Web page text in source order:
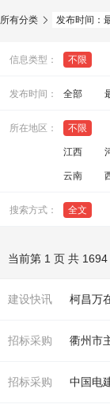
所有分类  发布时间：
信息类型： 不限
发布时间： 全部
所在地区： 不限
江西
云南
搜索方式： 全文
当前第 1 页 共
建设快讯
招标采购 衢州市
招标采购